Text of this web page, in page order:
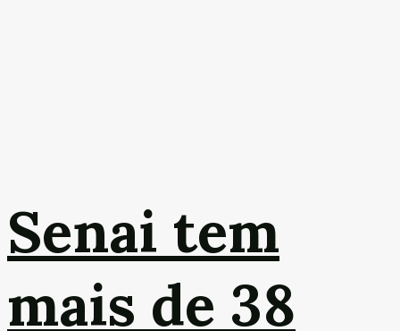
Senai tem
mais de 38